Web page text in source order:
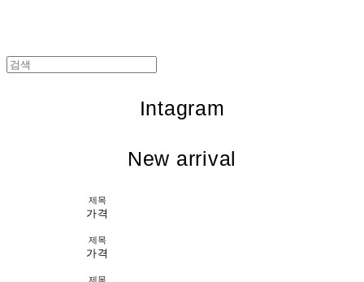
Intagram
New arrival
제목
가격
제목
가격
제목